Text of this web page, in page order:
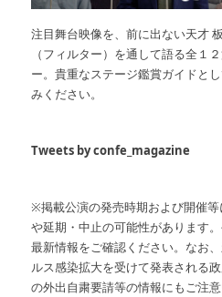
注目舞台映像を、前に出ない天才
（フィルター）を通して語る全１
ー。貴重なステージ鑑賞ガイドと
みください。
Tweets by confe_magazine
※掲載公演の発売時期および開催
や延期・中止の可能性があります
最新情報をご確認ください。なお
ルス感染拡大を受けて発表される
の外出自粛要請等の情報にもご注